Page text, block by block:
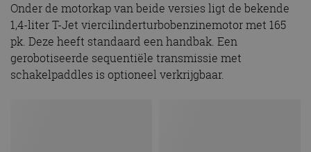
Onder de motorkap van beide versies ligt de bekende
1,4-liter T-Jet viercilinderturbobenzinemotor met 165
pk. Deze heeft standaard een handbak. Een
gerobotiseerde sequentiële transmissie met
schakelpaddles is optioneel verkrijgbaar.